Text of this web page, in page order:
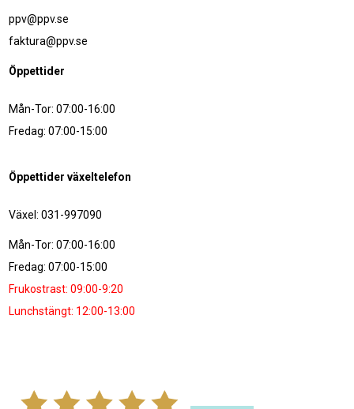
ppv@ppv.se
faktura@ppv.se
Öppettider
Mån-Tor: 07:00-16:00
Fredag: 07:00-15:00
Öppettider växeltelefon
Växel: 031-997090
Mån-Tor: 07:00-16:00
Fredag: 07:00-15:00
Frukostrast: 09:00-9:20
Lunchstängt: 12:00-13:00